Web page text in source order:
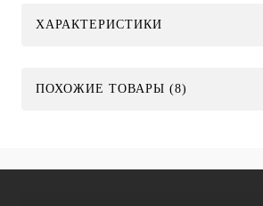
ХАРАКТЕРИСТИКИ
ПОХОЖИЕ ТОВАРЫ (8)